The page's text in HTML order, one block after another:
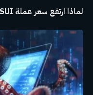
لماذا ارتفع سعر عملة SUI اليوم؟